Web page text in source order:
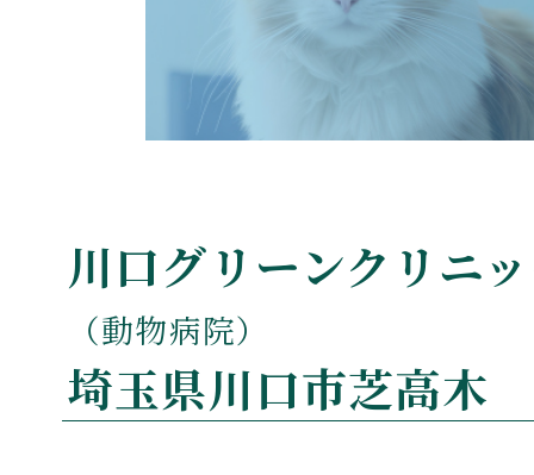
川口グリーンクリニ
（動物病院）
埼玉県川口市芝高木